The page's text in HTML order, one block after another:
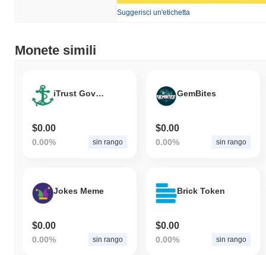
Suggerisci un'etichetta
Monete simili
iTrust Governance Token
$0.00
0.00% sin rango
GemBites
$0.00
0.00% sin rango
Jokes Meme
$0.00
0.00% sin rango
Brick Token
$0.00
0.00% sin rango